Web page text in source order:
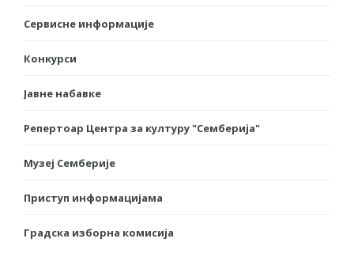
Сервисне информације
Конкурси
Јавне набавке
Репертоар Центра за културу "Семберија"
Музеј Семберије
Приступ информацијама
Градска изборна комисија